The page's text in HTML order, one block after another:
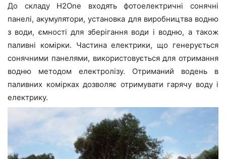
До складу H2One входять фотоелектричні сонячні
панелі, акумулятори, установка для виробництва водню
з води, ємності для зберігання води і водню, а також
паливні комірки. Частина електрики, що генерується
сонячними панелями, використовується для отримання
водню методом електролізу. Отриманий водень в
паливних комірках дозволяє отримувати гарячу воду і
електрику.